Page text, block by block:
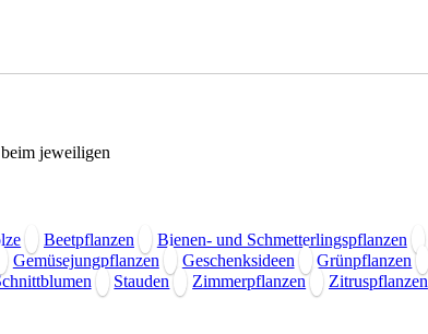
jeweiligen
Beetpflanzen Bienen- und Schmetterlingspflanzen
Gemüsejungpflanzen Geschenksideen Grünpflanzen
Stauden Zimmerpflanzen Zitruspflanzen